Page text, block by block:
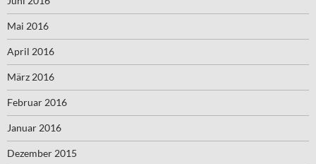
Mai 2016
April 2016
März 2016
Februar 2016
Januar 2016
Dezember 2015